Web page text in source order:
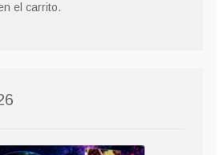
el carrito.